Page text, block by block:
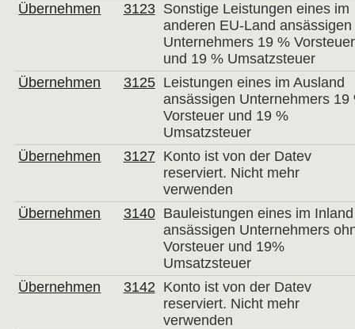
Übernehmen
3123 Sonstige Leistungen eines im
anderen EU-Land ansässigen
Unternehmers 19 % Vorsteuer
und 19 % Umsatzsteuer
Übernehmen
3125 Leistungen eines im Ausland
ansässigen Unternehmers 19
Vorsteuer und 19 %
Umsatzsteuer
Übernehmen
3127 Konto ist von der Datev
reserviert. Nicht mehr
verwenden
Übernehmen
3140 Bauleistungen eines im Inland
ansässigen Unternehmers
Vorsteuer und 19%
Umsatzsteuer
Übernehmen
3142 Konto ist von der Datev
reserviert. Nicht mehr
verwenden